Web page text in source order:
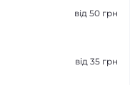
від 50 грн
від 35 грн